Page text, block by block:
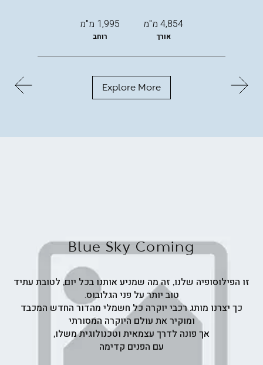
4,854 מ"מ
אורך
1,995 מ"מ
רוחב
Explore More
החל
Blue Sky Coming
זו הפילוסופיה שלנו, זה מה שמניע אותנו בכל יום, לטובת עתיד
טוב יותר על פני הגלובוס.
כך יצרנו מותג רכבי יוקרה כל חשמלי מהדור החדש המכבד
ומוקיר את עולם היוקרה המסורתי
אך פונה לדרך עצמאית וטכנולוגית משלו,
עם הפנים קדימה